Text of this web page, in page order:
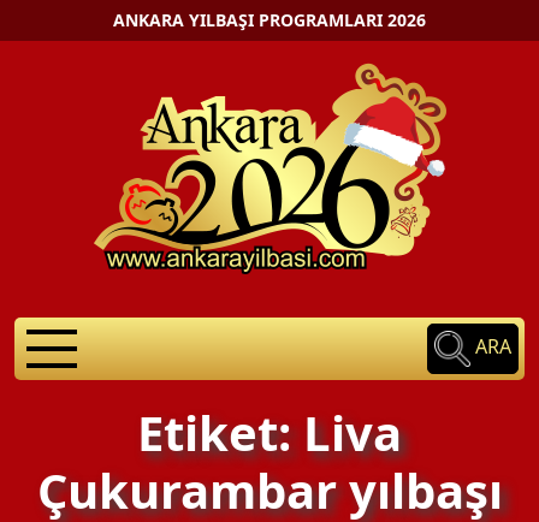
ANKARA YILBAŞI PROGRAMLARI 2026
ARA
Etiket: Liva
Çukurambar yılbaşı